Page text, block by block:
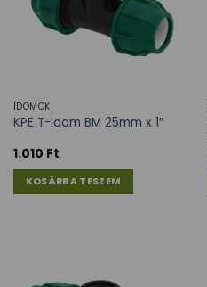
IDOMOK
KPE T-idom BM 25mm x 1″
1.010 Ft
KOSÁRBA TESZEM